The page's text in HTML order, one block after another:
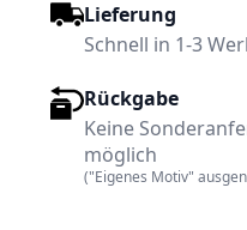
Lieferung
Schnell in 1-3
Rückgabe
Keine
möglich
("Eigenes Motiv"